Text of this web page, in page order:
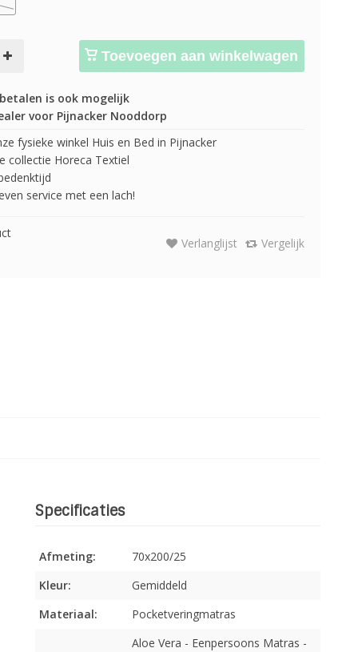
Toevoegen aan winkelwagen
is ook mogelijk
voor Pijnacker Nooddorp
fysieke winkel Huis en Bed in Pijnacker
collectie Horeca Textiel
service met een lach!
Verlanglijst Vergelijk
Specificaties
Afmeting:
70x200/25
Kleur:
Gemiddeld
Materiaal:
Pocketveringmatras
Aloe Vera - Eenpersoons Matras -